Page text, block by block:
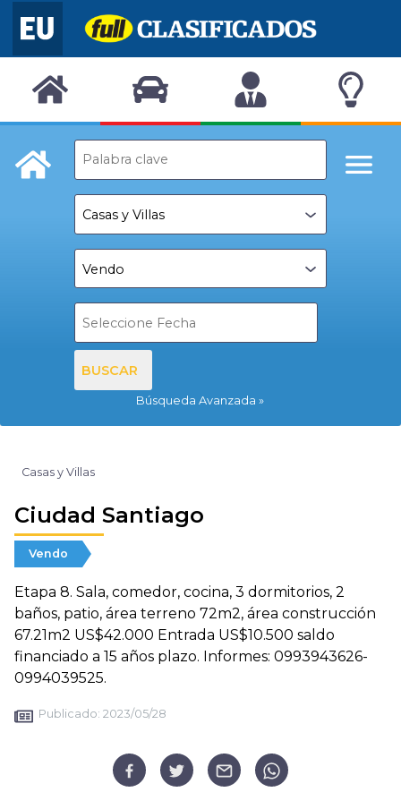
BUSCAR
Búsqueda Avanzada
Casas y Villas
Ciudad Santiago
Vendo
Etapa 8. Sala, comedor, cocina, 3 dormitorios, 2
baños, patio, área terreno 72m2, área construcción
67.21m2 US$42.000 Entrada US$10.500 saldo
financiado a 15 años plazo. Informes: 0993943626-
0994039525.
Publicado: 2023/05/28